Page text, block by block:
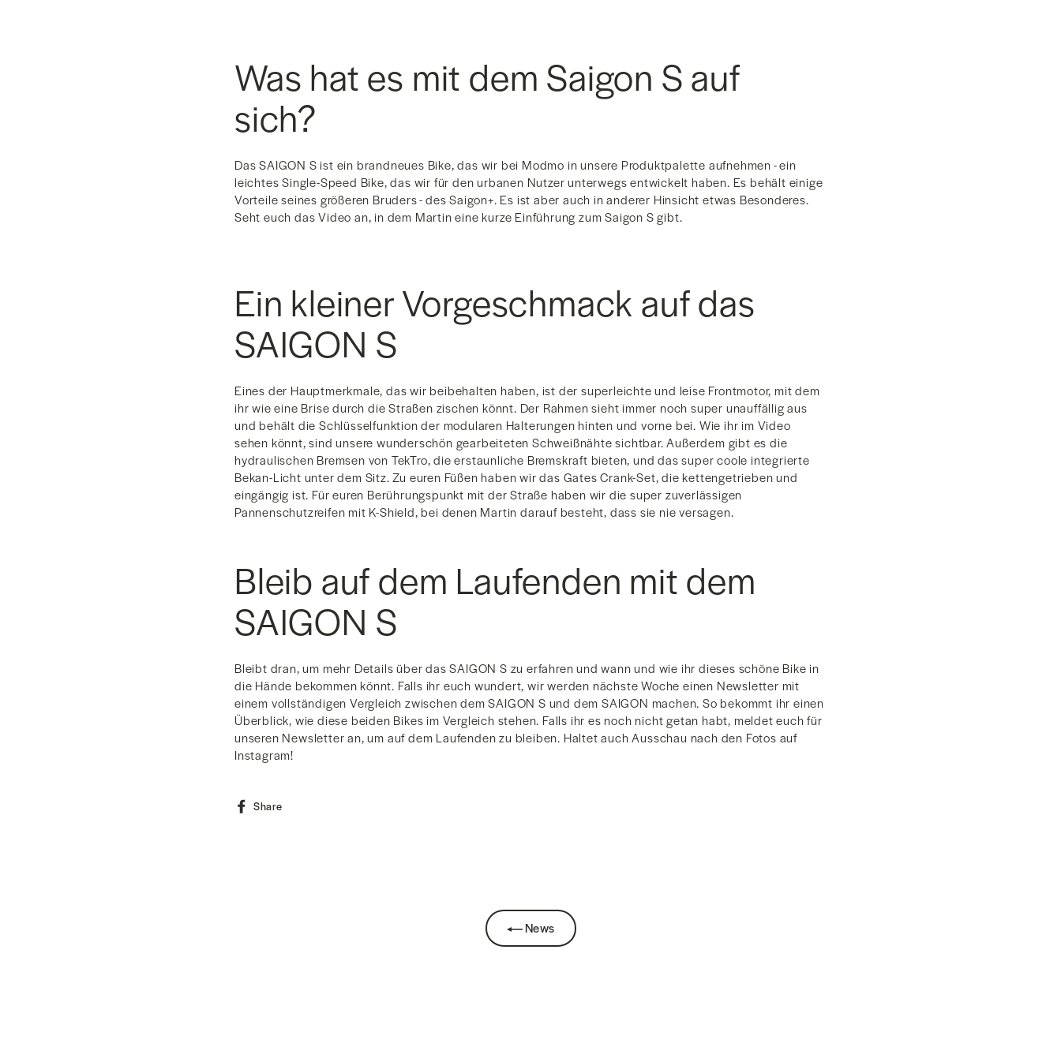
Was hat es mit dem Saigon S auf
sich?
Das SAIGON S ist ein brandneues Bike, das wir bei Modmo in unsere Produktpalette aufnehmen - ein
leichtes Single-Speed Bike, das wir für den urbanen Nutzer unterwegs entwickelt haben. Es behält einige
Vorteile seines größeren Bruders - des Saigon+. Es ist aber auch in anderer Hinsicht etwas Besonderes.
Seht euch das Video an, in dem Martin eine kurze Einführung zum Saigon S gibt.
Ein kleiner Vorgeschmack auf das
SAIGON S
Eines der Hauptmerkmale, das wir beibehalten haben, ist der superleichte und leise Frontmotor, mit dem
ihr wie eine Brise durch die Straßen zischen könnt. Der Rahmen sieht immer noch super unauffällig aus
und behält die Schlüsselfunktion der modularen Halterungen hinten und vorne bei. Wie ihr im Video
sehen könnt, sind unsere wunderschön gearbeiteten Schweißnähte sichtbar. Außerdem gibt es die
hydraulischen Bremsen von TekTro, die erstaunliche Bremskraft bieten, und das super coole integrierte
Bekan-Licht unter dem Sitz. Zu euren Füßen haben wir das Gates Crank-Set, die kettengetrieben und
eingängig ist. Für euren Berührungspunkt mit der Straße haben wir die super zuverlässigen
Pannenschutzreifen mit K-Shield, bei denen Martin darauf besteht, dass sie nie versagen.
Bleib auf dem Laufenden mit dem
SAIGON S
Bleibt dran, um mehr Details über das SAIGON S zu erfahren und wann und wie ihr dieses schöne Bike in
die Hände bekommen könnt. Falls ihr euch wundert, wir werden nächste Woche einen Newsletter mit
einem vollständigen Vergleich zwischen dem SAIGON S und dem SAIGON machen. So bekommt ihr einen
Überblick, wie diese beiden Bikes im Vergleich stehen. Falls ihr es noch nicht getan habt, meldet euch für
unseren Newsletter an, um auf dem Laufenden zu bleiben. Haltet auch Ausschau nach den Fotos auf
Instagram!
Share
News